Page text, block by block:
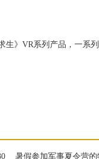
VR系列产品，一系列
暑假参加军事夏令营的